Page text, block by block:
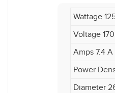
Wattage
Voltage
Amps 7.4 A
Power
Diameter